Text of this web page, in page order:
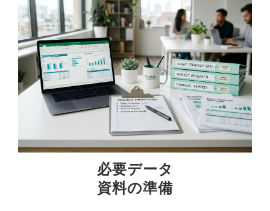
必要データ
資料の準備